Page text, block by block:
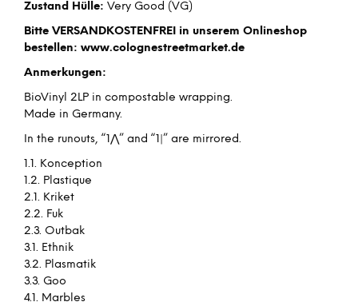
Zustand Hülle: Very Good (VG)
Bitte VERSANDKOSTENFREI in unserem Onlineshop
bestellen: www.colognestreetmarket.de
Anmerkungen:
BioVinyl 2LP in compostable wrapping.
Made in Germany.
In the runouts, “1⋀” and “1|” are mirrored.
1.1. Konception
1.2. Plastique
2.1. Kriket
2.2. Fuk
2.3. Outbak
3.1. Ethnik
3.2. Plasmatik
3.3. Goo
4.1. Marbles